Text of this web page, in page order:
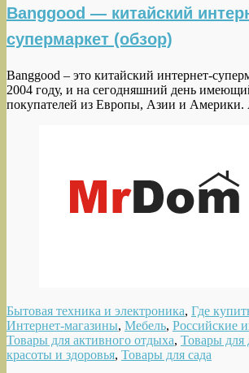
Banggood — китайский
супермаркет (обзор)
Banggood – это китайский интернет-
2004 году, и на сегодняшний день
покупателей из Европы, Азии и
Бытовая техника и электроника, Где
Интернет-магазины, Мебель, Российские
Товары для активного отдыха, Товары для
красоты и здоровья, Товары для сада